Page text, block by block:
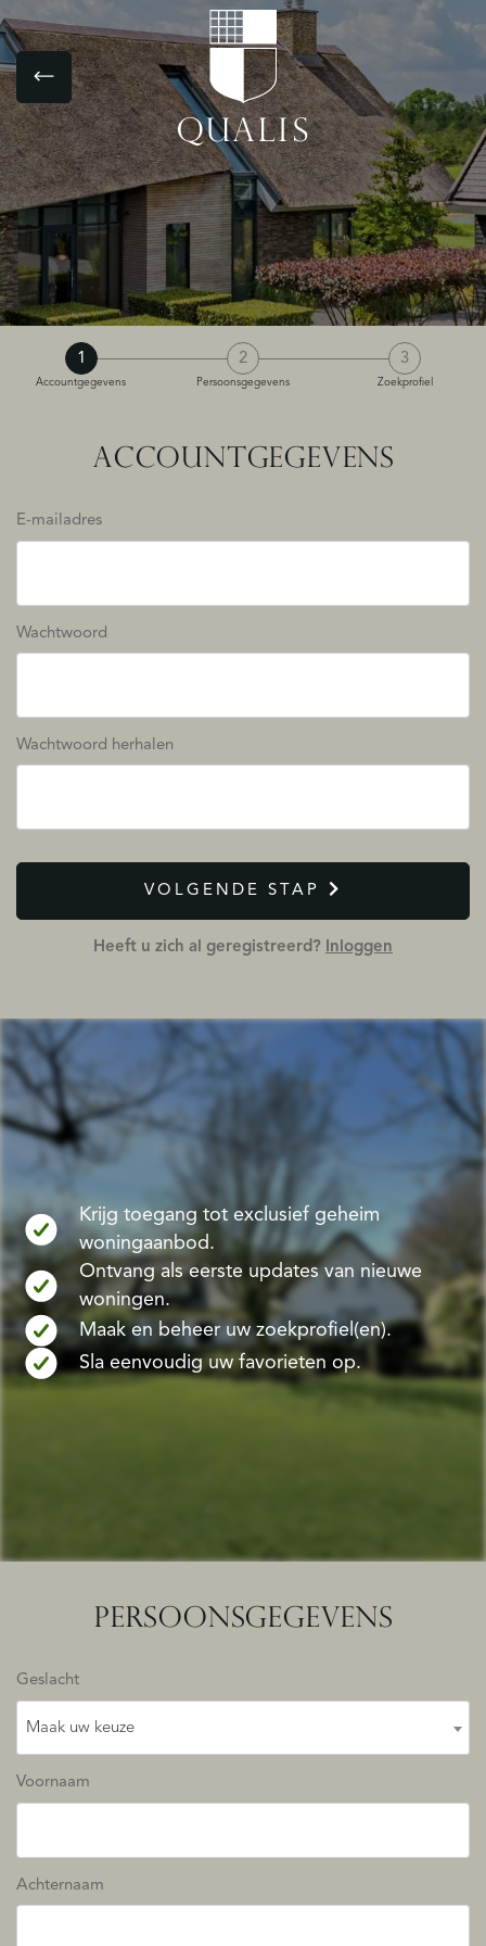
1
Accountgegevens
2
Persoonsgegevens
3
Zoekprofiel
ACCOUNTGEGEVENS
E-mailadres
Wachtwoord
Wachtwoord herhalen
VOLGENDE STAP
Heeft u zich al geregistreerd? Inloggen
Krijg toegang tot exclusief geheim
woningaanbod.
Ontvang als eerste updates van nieuwe
woningen.
Maak en beheer uw zoekprofiel(en).
Sla eenvoudig uw favorieten op.
PERSOONSGEGEVENS
Geslacht
Maak uw keuze
Voornaam
Achternaam